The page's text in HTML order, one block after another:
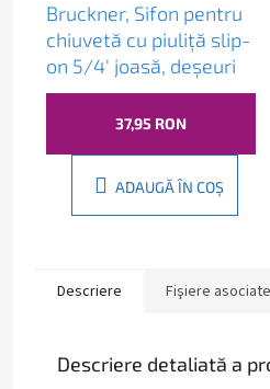
Bruckner, Sifon pentru
chiuvetă cu piuliță slip-
on 5/4' joasă, deșeuri
40 mm, plastic,
151.125.037,95 RON
ADAUGĂ ÎN COŞ
Descriere Fişiere
Descriere detaliată a